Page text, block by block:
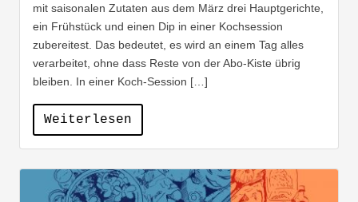
mit saisonalen Zutaten aus dem März drei Hauptgerichte,
ein Frühstück und einen Dip in einer Kochsession
zubereitest. Das bedeutet, es wird an einem Tag alles
verarbeitet, ohne dass Reste von der Abo-Kiste übrig
bleiben. In einer Koch-Session […]
Weiterlesen